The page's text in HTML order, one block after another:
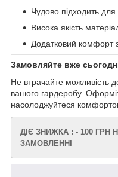
Чудово підходить для
Висока якість
Додатковий комфорт
Замовляйте вже
Не втрачайте можливість
вашого гардеробу.
насолоджуйтеся
ДІЄ ЗНИЖКА : - 100 ГРН
ЗАМОВЛЕННІ